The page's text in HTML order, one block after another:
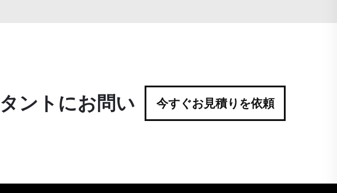
ントにお問い
今すぐお見積りを依頼